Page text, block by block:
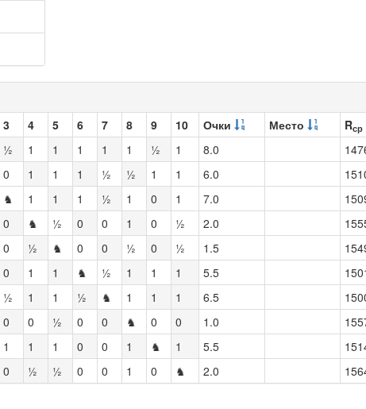
3 4 5 6 7 8 9 10 Очки Место Rср
½ 1 1 1 1 1 ½ 1 8.0
0 1 1 1 ½ ½ 1 1 6.0
♞ 1 1 1 ½ 1 0 1 7.0
0 ♞ ½ 0 0 1 0 ½ 2.0
0 ½ ♞ 0 0 ½ 0 ½ 1.5
0 1 1 ♞ ½ 1 1 1 5.5
½ 1 1 ½ ♞ 1 1 1 6.5
0 0 ½ 0 0 ♞ 0 0 1.0
1 1 1 0 0 1 ♞ 1 5.5
0 ½ ½ 0 0 1 0 ♞ 2.0